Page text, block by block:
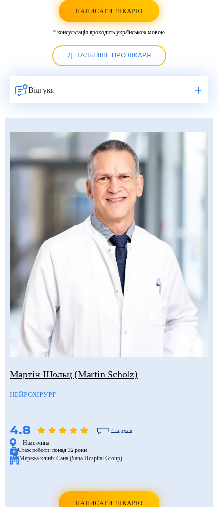
НАПИСАТИ ЛІКАРЮ
* консультація проходить українською мовою
ДЕТАЛЬНІШЕ ПРО ЛІКАРЯ
Відгуки
Мартін Шольц (Martin Scholz)
НЕЙРОХІРУРГ
4.8 4 відгуків
Німеччина
Стаж роботи: понад 32 роки
Мережа клінік Сана (Sana Hospital Group)
НАПИСАТИ ЛІКАРЮ